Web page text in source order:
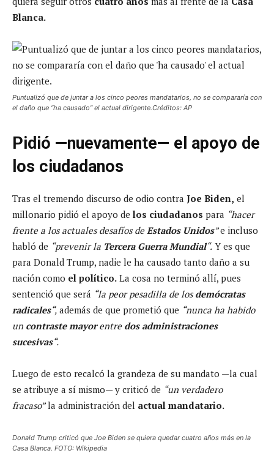
Blanca.
Puntualizó que de juntar a los cinco peores mandatarios, no se compararía con
el daño que “ha causado” el actual dirigente.Créditos: AP
Pidió —nuevamente— el apoyo de
los ciudadanos
Tras el tremendo discurso de odio contra Joe Biden, el
millonario pidió el apoyo de los ciudadanos para “hacer
frente a los actuales desafíos de Estados Unidos”e incluso
habló de “prevenir la Tercera Guerra Mundial“. Y es que
para Donald Trump, nadie le ha causado tanto daño a su
nación como el político. La cosa no terminó allí, pues
sentenció que será “la peor pesadilla de los demócratas
radicales“, además de que prometió que “nunca ha habido
un contraste mayorentre dos administraciones
sucesivas“.
Luego de esto recalcó la grandeza de su mandato —la cual
se atribuye a sí mismo— y criticó de “un verdadero
fracaso”la administración del actual mandatario.
Donald Trump criticó que Joe Biden se quiera quedar cuatro años más en la
Casa Blanca. FOTO: Wikipedia